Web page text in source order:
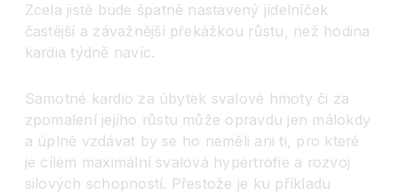
Zcela jistě bude špatně nastavený jídelníček
častější a závažnější překážkou růstu, než hodina
kardia týdně navíc.
Samotné kardio za úbytek svalové hmoty či za
zpomalení jejího růstu může opravdu jen málokdy
a úplně vzdávat by se ho neměli ani ti, pro které
je cílem maximální svalová hypertrofie a rozvoj
silových schopností. Přestože je ku příkladu